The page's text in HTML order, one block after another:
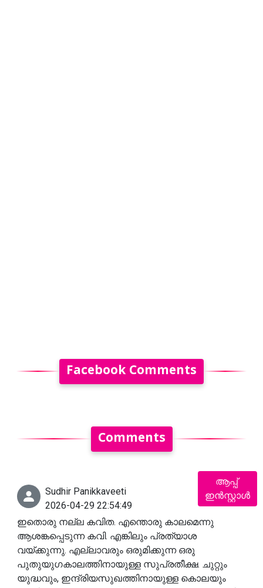
Facebook Comments
Comments
Sudhir Panikkaveeti
2026-04-29 22:54:49
ഇതൊരു നല്ല കവിത. എന്തൊരു കാലമെന്നു
ആശങ്കപ്പെടുന്ന കവി. എങ്കിലും പ്രത്യാശ
വയ്ക്കുന്നു. എല്ലാവരും ഒരുമിക്കുന്ന ഒരു
പുതുയുഗകാലത്തിനായുള്ള സുപ്രതീക്ഷ. ചുറ്റും
യുദ്ധവും, ഇന്ദ്രിയസുഖത്തിനായുള്ള കൊലയും
ആപ്പ്
ഇൻസ്റ്റാൾ